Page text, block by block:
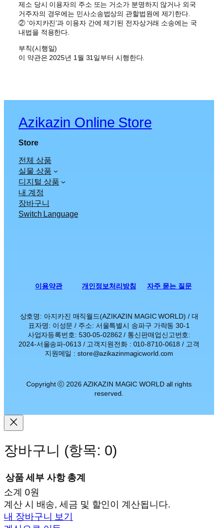
제소 당시 이용자의 주소 또는 거소가 분명하지 않거나 외국
거주자의 경우에는 민사소송법상의 관할법원에 제기한다.
② ‘아지카진’과 이용자 간에 제기된 전자상거래 소송에는 국
내법을 적용한다.
부칙(시행일)
이 약관은 2025년 1월 31일부터 시행한다.
Azikazin Online Store
Store
전체 상품
실물 상품
디지털 상품
내 계정
장바구니
Switch Language
이용약관 개인정보처리방침 자주 묻는 질문
상호명: 아지카진 매직월드(AZIKAZIN MAGIC WORLD) / 대
표자명: 이성문 / 주소: 서울특별시 송파구 가락동 30-1
사업자등록번호: 530-05-02862 / 통신판매업신고번호:
2024-서울송파-0613 / 고객지원전화 : 010-8710-0618 / 고객
지원메일 : store@azikazinmagicworld.com
Copyright ⓒ 2026 AZIKAZIN MAGIC WORLD all rights
reserved.
장바구니 (항목: 0)
장
바
상품 세부 사항 총계
소계 0원
계산 시 배송, 세금 및 할인이 계산됩니다.
내 장바구니 보기